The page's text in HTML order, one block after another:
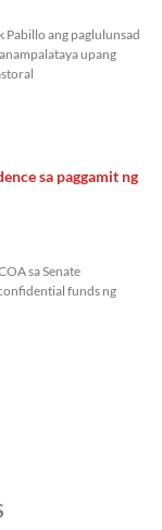
ang paglulunsad
upang
sa paggamit ng
sa Senate
funds ng